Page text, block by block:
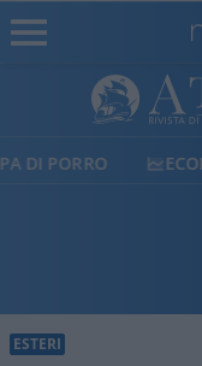
ECONOMIA
ESTERI